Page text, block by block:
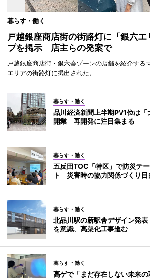
暮らす・働く
戸越銀座商店街の街路灯に「銀六エ
プを掲示 店主らの発案で
戸越銀座商店街・銀六会ゾーンの店舗を紹介する
エリアの街路灯に掲出された。
暮らす・働く
品川経済新聞上半期PV1位は「
開業 再開発に注目集まる
暮らす・働く
五反田TOC「特区」で防災テ
ト 災害時の協力関係づくり目
暮らす・働く
北品川駅の新駅舎デザイン発
を意識、高架化工事進む
暮らす・働く
高ゲで「まだ存在しない未来